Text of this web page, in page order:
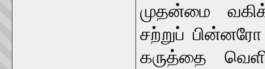
முதன்மை
சற்றுப்
கருத்தை